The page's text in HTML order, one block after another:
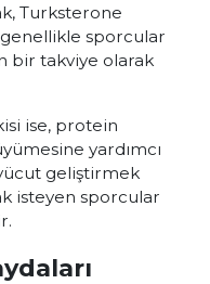
Turksterone
sporcular
bir takviye olarak
ise, protein
yardımcı
geliştirmek
isteyen sporcular